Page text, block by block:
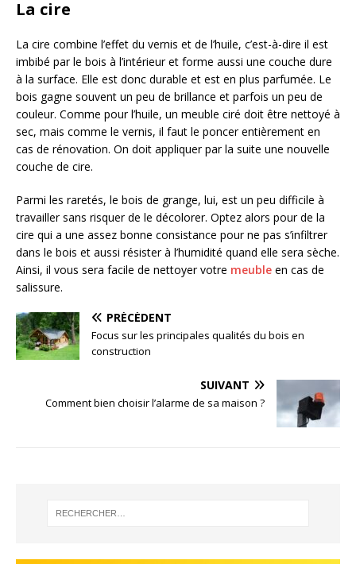
La cire
La cire combine l’effet du vernis et de l’huile, c’est-à-dire il est
imbibé par le bois à l’intérieur et forme aussi une couche dure
à la surface. Elle est donc durable et est en plus parfumée. Le
bois gagne souvent un peu de brillance et parfois un peu de
couleur. Comme pour l’huile, un meuble ciré doit être nettoyé à
sec, mais comme le vernis, il faut le poncer entièrement en
cas de rénovation. On doit appliquer par la suite une nouvelle
couche de cire.
Parmi les raretés, le bois de grange, lui, est un peu difficile à
travailler sans risquer de le décolorer. Optez alors pour de la
cire qui a une assez bonne consistance pour ne pas s’infiltrer
dans le bois et aussi résister à l’humidité quand elle sera sèche.
Ainsi, il vous sera facile de nettoyer votre meuble en cas de
salissure.
PRÉCÉDENT
Focus sur les principales qualités du bois en
construction
SUIVANT
Comment bien choisir l’alarme de sa maison ?